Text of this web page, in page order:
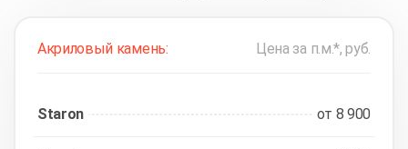
Акриловый камень: Цена за п.м.*, руб.
Staron от 8 900